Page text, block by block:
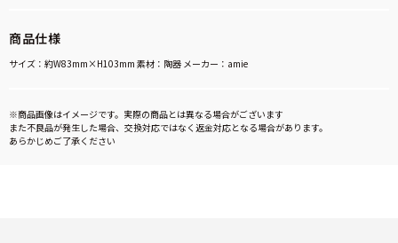
商品仕様
サイズ：約W83mm×H103mm 素材：陶器 メーカー：amie
※商品画像はイメージです。実際の商品とは異なる場合がございます
また不良品が発生した場合、交換対応ではなく返金対応となる場合があります。
あらかじめご了承ください